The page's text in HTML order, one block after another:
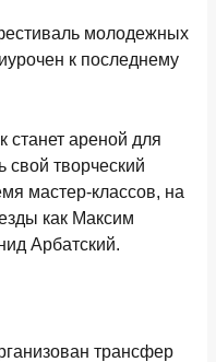
молодежных
к последнему
ареной для
свой творческий
мастер-классов, на
как Максим
Арбатский.
трансфер